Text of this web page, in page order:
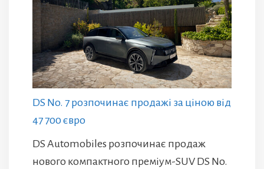
DS No. 7 розпочинає продажі за ціною від
47 700 євро
DS Automobiles розпочинає продаж
нового компактного преміум-SUV DS No.